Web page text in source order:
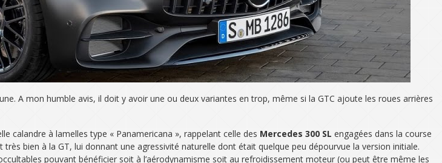
A mon humble avis, il doit y avoir une ou deux variantes en trop, même si la GTC ajoute les roues arrières
calandre à lamelles type « Panamericana », rappelant celle des Mercedes 300 SL engagées dans la course
bien à la GT, lui donnant une agressivité naturelle dont était quelque peu dépourvue la version initiale.
pouvant bénéficier soit à l’aérodynamisme soit au refroidissement moteur (ou peut être même les